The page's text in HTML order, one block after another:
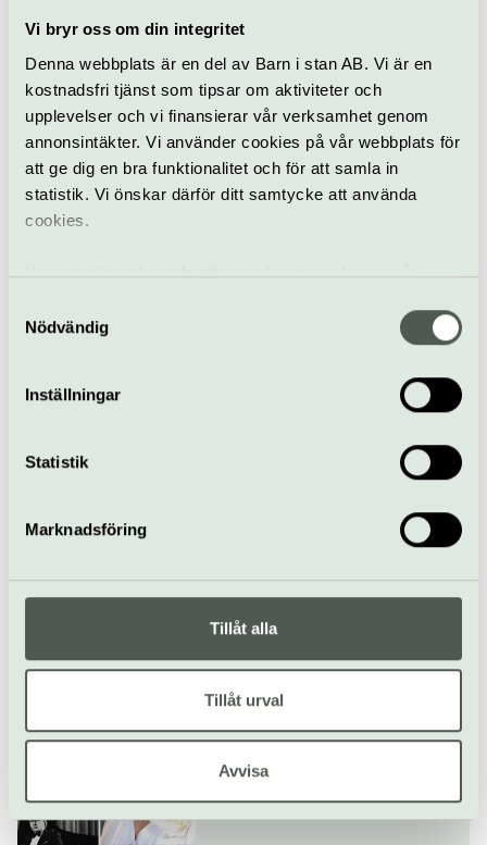
Vi bryr oss om din integritet
Denna webbplats är en del av Barn i stan AB. Vi är en
kostnadsfri tjänst som tipsar om aktiviteter och
upplevelser och vi finansierar vår verksamhet genom
annonsintäkter. Vi använder cookies på vår webbplats för
att ge dig en bra funktionalitet och för att samla in
statistik. Vi önskar därför ditt samtycke att använda
cookies.
Vi använder enhetsidentifierare för att analysera vår
samt tillhandahålla funktioner för sociala medier. Vi
vidarebefordrar även sådana identifierare och annan
information från din enhet till de sociala medier och
annons- och analysföretag som vi samarbetar med.
information som du har tillhandahållit eller som de har
Nödvändig
Inställningar
Statistik
Marknadsföring
Tillåt alla
Tillåt urval
Avvisa
Promenader Artipelag
Form & design
Apichaya Wanthiang,
January 2567
Digitalt
Fredrik Wretman, I C 3 D
Pågår till 30 augusti
Scensommar på